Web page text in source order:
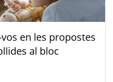
en les propostes
al bloc